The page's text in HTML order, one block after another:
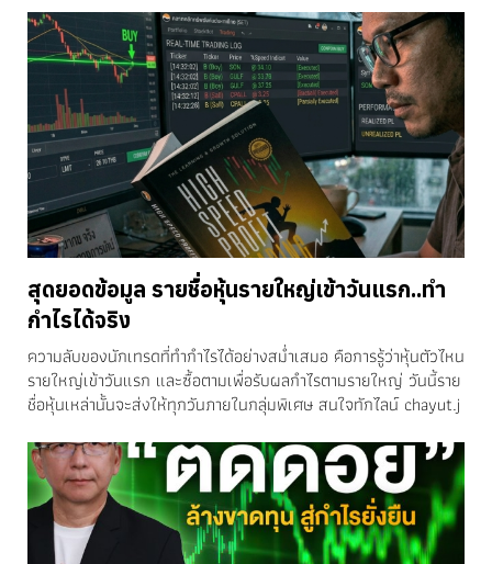
สุดยอดข้อมูล รายชื่อหุ้นรายใหญ่เข้าวันแรก..ทำ
กำไรได้จริง
ความลับของนักเทรดที่ทำกำไรได้อย่างสม่ำเสมอ คือการรู้ว่าหุ้นตัวไหน
รายใหญ่เข้าวันแรก และซื้อตามเพื่อรับผลกำไรตามรายใหญ่ วันนี้ราย
ชื่อหุ้นเหล่านั้นจะส่งให้ทุกวันภายในกลุ่มพิเศษ สนใจทักไลน์ chayut.j